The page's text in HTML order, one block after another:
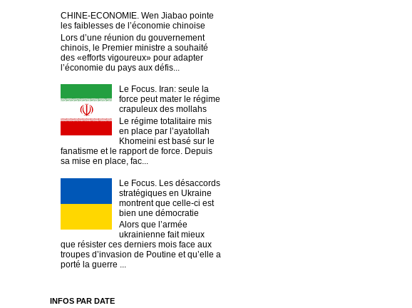
CHINE-ECONOMIE. Wen Jiabao pointe
les faiblesses de l’économie chinoise
Lors d’une réunion du gouvernement
chinois, le Premier ministre a souhaité
des «efforts vigoureux» pour adapter
l’économie du pays aux défis...
Le Focus. Iran: seule la
force peut mater le régime
crapuleux des mollahs
Le régime totalitaire mis
en place par l’ayatollah
Khomeini est basé sur le
fanatisme et le rapport de force. Depuis
sa mise en place, fac...
Le Focus. Les désaccords
stratégiques en Ukraine
montrent que celle-ci est
bien une démocratie
Alors que l’armée
ukrainienne fait mieux
que résister ces derniers mois face aux
troupes d’invasion de Poutine et qu’elle a
porté la guerre ...
INFOS PAR DATE